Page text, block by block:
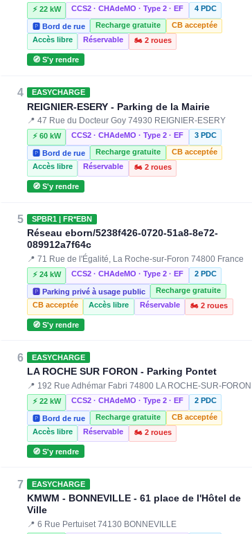
⚡ 22 kW CCS2 · CHAdeMO · Type 2 · EF 4 PDC
🅿️ Bord de rue Recharge gratuite
CB acceptée
Accès libre
Réservable 🏍️ 2 roues
🧭 S'y rendre
4 EASYCHARGE
REIGNIER-ESERY - Parking de la Mairie
📍 47 Rue du Docteur Goy 74930 REIGNIER-ESERY
⚡ 60 kW CCS2 · CHAdeMO · Type 2 · EF 3 PDC
🅿️ Bord de rue Recharge gratuite
CB acceptée
Accès libre
Réservable 🏍️ 2 roues
🧭 S'y rendre
5 SPBR1 | FR*EBN
Réseau eborn/5238f426-0720-51a8-8e72-
089912a7f64c
📍 71 Rue de l'Égalité, La Roche-sur-Foron 74800 France
⚡ 24 kW CCS2 · CHAdeMO · Type 2 · EF 2 PDC
🅿️ Parking privé à usage public
Recharge gratuite
CB acceptée
Accès libre Réservable 🏍️ 2 roues
🧭 S'y rendre
6 EASYCHARGE
LA ROCHE SUR FORON - Parking Pontet
📍 192 Rue Adhémar Fabri 74800 LA ROCHE-SUR-FORON
⚡ 22 kW CCS2 · CHAdeMO · Type 2 · EF 2 PDC
🅿️ Bord de rue Recharge gratuite
CB acceptée
Accès libre
Réservable 🏍️ 2 roues
🧭 S'y rendre
7 EASYCHARGE
KMWM - BONNEVILLE - 61 place de l'Hôtel de
Ville
📍 6 Rue Pertuiset 74130 BONNEVILLE